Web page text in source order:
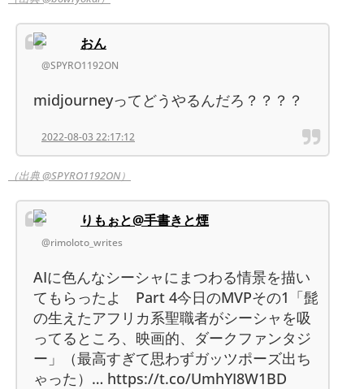
おん
@SPYRO1192ON
midjourneyってどうやるんだろ？？？？
2022-08-03 22:17:12
（出典 @SPYRO1192ON）
りもぉと@手書きと煙
@rimoloto_writes
AIに色んなシーシャにまつわる情景を描い
てもらったよ Part 4今日のMVPその1「髭
の生えたアフリカ系聖職者がシーシャを吸
ってるところ、映画的、ダークファンタジ
ー」（最高すぎて思わずガッツポーズ出ち
ゃった）… https://t.co/UmhYI8W1BD